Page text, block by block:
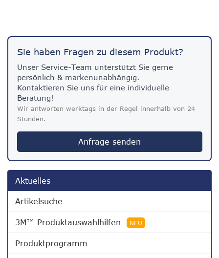
Sie haben Fragen zu diesem Produkt?
Unser Service-Team unterstützt Sie gerne
persönlich & markenunabhängig.
Kontaktieren Sie uns für eine individuelle
Beratung!
Wir antworten werktags in der Regel innerhalb von 24
Stunden.
Anfrage senden
Aktuelles
Artikelsuche
3M™ Produktauswahlhilfen NEU
Produktprogramm